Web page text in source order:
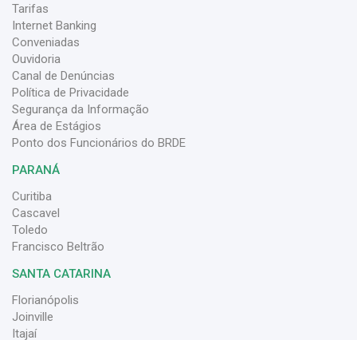
Tarifas
Internet Banking
Conveniadas
Ouvidoria
Canal de Denúncias
Política de Privacidade
Segurança da Informação
Área de Estágios
Ponto dos Funcionários do BRDE
PARANÁ
Curitiba
Cascavel
Toledo
Francisco Beltrão
SANTA CATARINA
Florianópolis
Joinville
Itajaí